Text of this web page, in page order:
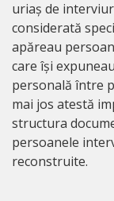
uriaș de
considerată
apăreau
care își
personală între
mai jos atestă
structura
persoanele
reconstruite.